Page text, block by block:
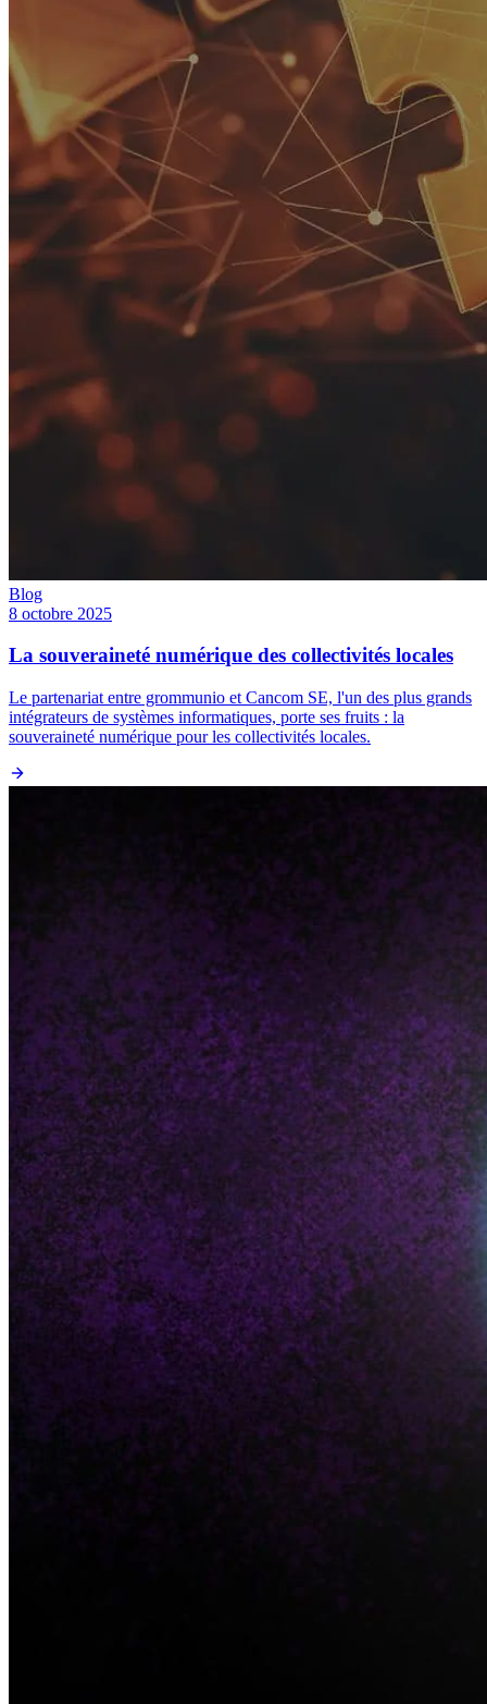
Blog
8 octobre 2025
La souveraineté numérique des collectivités locales
Le partenariat entre grommunio et Cancom SE, l'un des plus grands
intégrateurs de systèmes informatiques, porte ses fruits : la
souveraineté numérique pour les collectivités locales.